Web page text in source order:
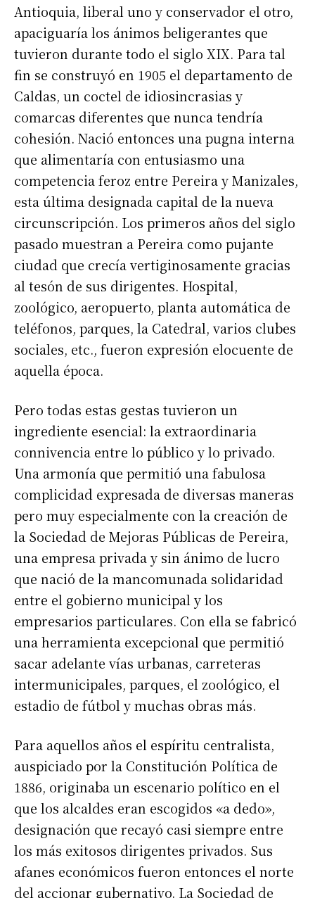
Antioquia, liberal uno y conservador el otro,
apaciguaría los ánimos beligerantes que
tuvieron durante todo el siglo XIX. Para tal
fin se construyó en 1905 el departamento de
Caldas, un coctel de idiosincrasias y
comarcas diferentes que nunca tendría
cohesión. Nació entonces una pugna interna
que alimentaría con entusiasmo una
competencia feroz entre Pereira y Manizales,
esta última designada capital de la nueva
circunscripción. Los primeros años del siglo
pasado muestran a Pereira como pujante
ciudad que crecía vertiginosamente gracias
al tesón de sus dirigentes. Hospital,
zoológico, aeropuerto, planta automática de
teléfonos, parques, la Catedral, varios clubes
sociales, etc., fueron expresión elocuente de
aquella época.
Pero todas estas gestas tuvieron un
ingrediente esencial: la extraordinaria
connivencia entre lo público y lo privado.
Una armonía que permitió una fabulosa
complicidad expresada de diversas maneras
pero muy especialmente con la creación de
la Sociedad de Mejoras Públicas de Pereira,
una empresa privada y sin ánimo de lucro
que nació de la mancomunada solidaridad
entre el gobierno municipal y los
empresarios particulares. Con ella se fabricó
una herramienta excepcional que permitió
sacar adelante vías urbanas, carreteras
intermunicipales, parques, el zoológico, el
estadio de fútbol y muchas obras más.
Para aquellos años el espíritu centralista,
auspiciado por la Constitución Política de
1886, originaba un escenario político en el
que los alcaldes eran escogidos «a dedo»,
designación que recayó casi siempre entre
los más exitosos dirigentes privados. Sus
afanes económicos fueron entonces el norte
del accionar gubernativo. La Sociedad de